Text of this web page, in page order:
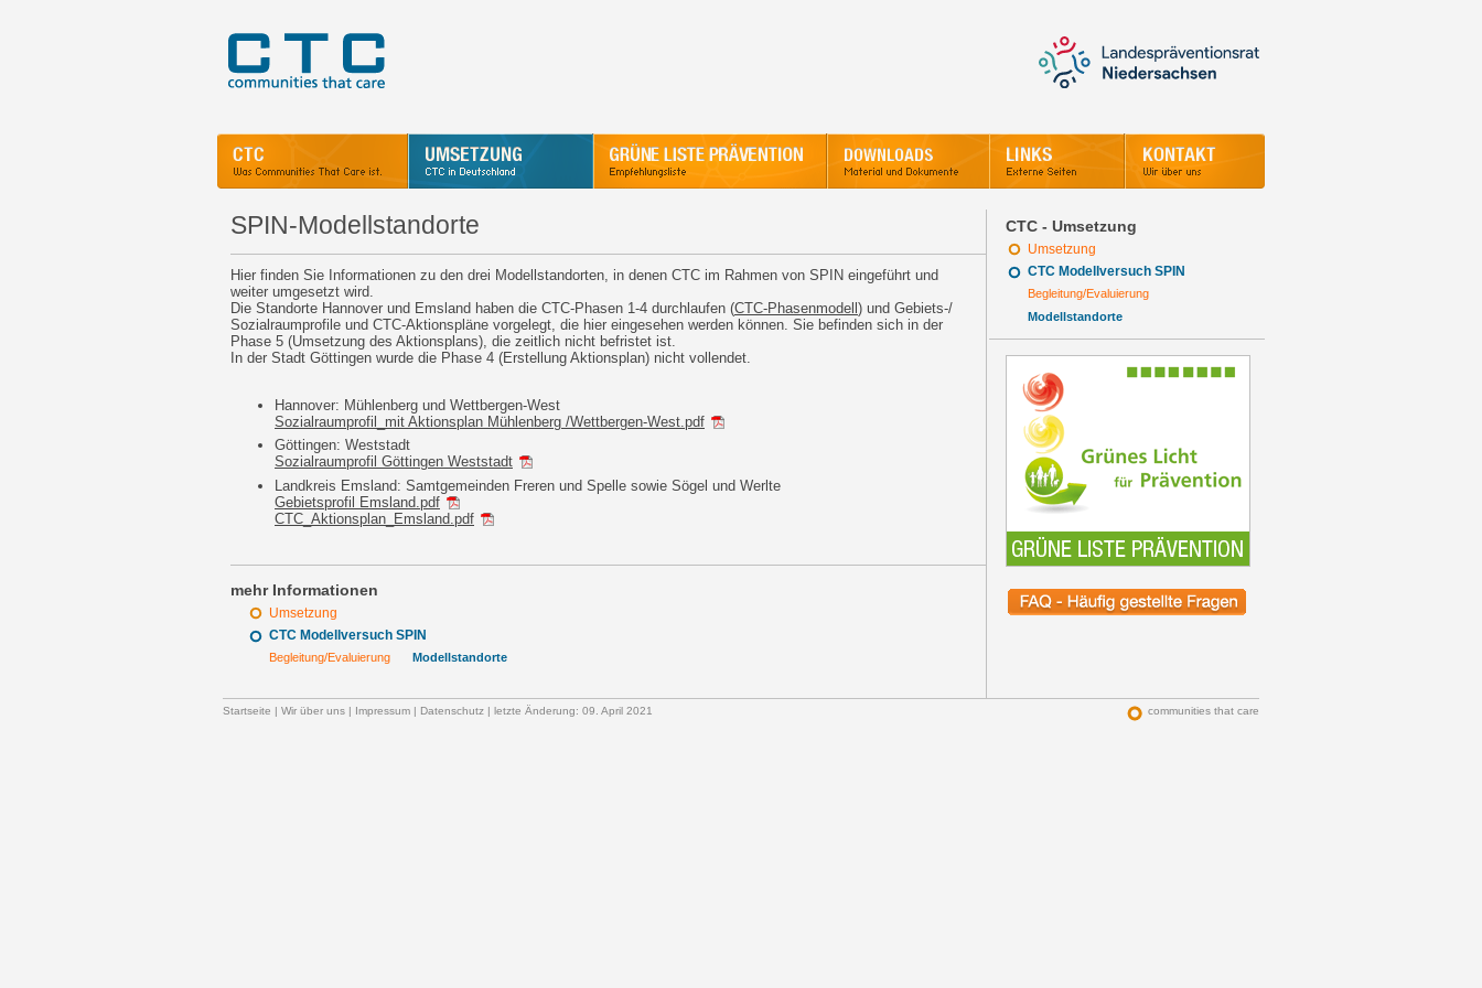
CTC - Umsetzung
Umsetzung
CTC Modellversuch SPIN
Begleitung/Evaluierung
Modellstandorte
SPIN-Modellstandorte
Hier finden Sie Informationen zu den drei Modellstandorten, in denen CTC im Rahmen von SPIN eingeführt und
weiter umgesetzt wird.
Die Standorte Hannover und Emsland haben die CTC-Phasen 1-4 durchlaufen (CTC-Phasenmodell ) und Gebiets-/
Sozialraumprofile und CTC-Aktionspläne vorgelegt, die hier eingesehen werden können. Sie befinden sich in der
Phase 5 (Umsetzung des Aktionsplans), die zeitlich nicht befristet ist.
In der Stadt Göttingen wurde die Phase 4 (Erstellung Aktionsplan) nicht vollendet.
Hannover: Mühlenberg und Wettbergen-West
Sozialraumprofil_mit Aktionsplan Mühlenberg /Wettbergen-West.pdf
Göttingen: Weststadt
Sozialraumprofil Göttingen Weststadt
Landkreis Emsland: Samtgemeinden Freren und Spelle sowie Sögel und Werlte
Gebietsprofil Emsland.pdf
CTC_Aktionsplan_Emsland.pdf
mehr Informationen
Umsetzung
CTC Modellversuch SPIN
Begleitung/Evaluierung Modellstandorte
communities that care
Startseite | Wir über uns | Impressum | Datenschutz | letzte Änderung: 09. April 2021